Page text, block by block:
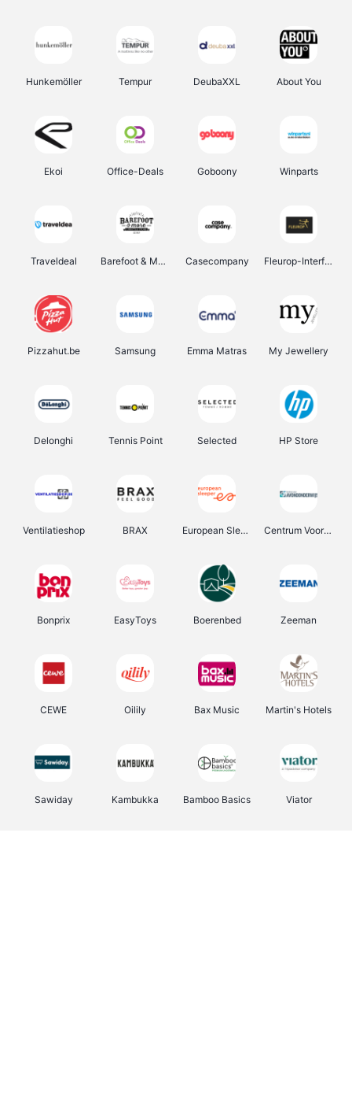
Hunkemöller Tempur DeubaXXL About You
Ekoi Office-Deals Goboony Winparts
Traveldeal Barefoot & More Casecompany Fleurop-Interflora
Pizzahut.be Samsung Emma Matras My Jewellery
Delonghi Tennis Point Selected HP Store
Ventilatieshop BRAX European Sleeper Centrum Voor Avondonderwijs
Bonprix EasyToys Boerenbed Zeeman
CEWE Oilily Bax Music Martin's Hotels
Sawiday Kambukka Bamboo Basics Viator